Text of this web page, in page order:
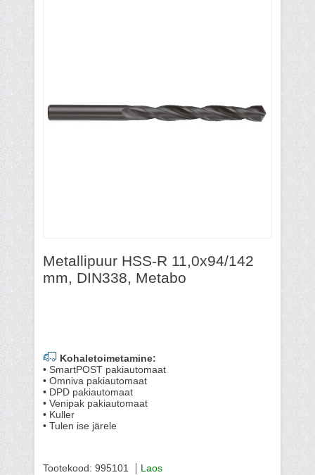
Metallipuur HSS-R 11,0x94/142
mm, DIN338, Metabo
Kohaletoimetamine:
• SmartPOST pakiautomaat
• Omniva pakiautomaat
• DPD pakiautomaat
• Venipak pakiautomaat
• Kuller
• Tulen ise järele
Tootekood: 995101 Laos